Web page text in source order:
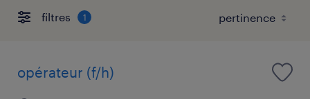
filtres 1
opérateur (f/h)